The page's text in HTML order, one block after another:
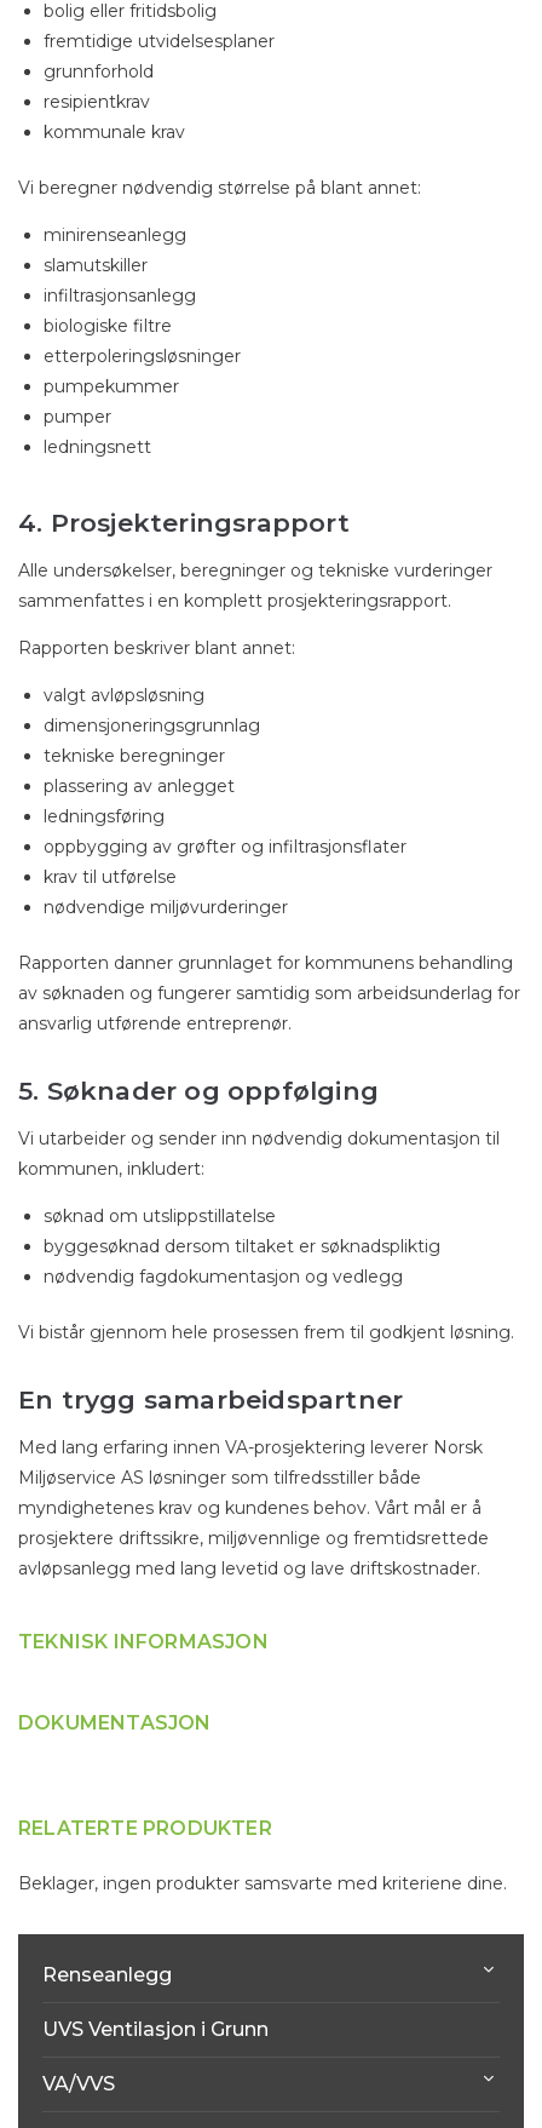
Renseanlegg
UVS Ventilasjon i Grunn
VA/VVS
bolig eller fritidsbolig
fremtidige utvidelsesplaner
grunnforhold
resipientkrav
kommunale krav
Vi beregner nødvendig størrelse på blant annet:
minirenseanlegg
slamutskiller
infiltrasjonsanlegg
biologiske filtre
etterpoleringsløsninger
pumpekummer
pumper
ledningsnett
4. Prosjekteringsrapport
Alle undersøkelser, beregninger og tekniske vurderinger
sammenfattes i en komplett prosjekteringsrapport.
Rapporten beskriver blant annet:
valgt avløpsløsning
dimensjoneringsgrunnlag
tekniske beregninger
plassering av anlegget
ledningsføring
oppbygging av grøfter og infiltrasjonsflater
krav til utførelse
nødvendige miljøvurderinger
Rapporten danner grunnlaget for kommunens behandling
av søknaden og fungerer samtidig som arbeidsunderlag for
ansvarlig utførende entreprenør.
5. Søknader og oppfølging
Vi utarbeider og sender inn nødvendig dokumentasjon til
kommunen, inkludert:
søknad om utslippstillatelse
byggesøknad dersom tiltaket er søknadspliktig
nødvendig fagdokumentasjon og vedlegg
Vi bistår gjennom hele prosessen frem til godkjent løsning.
En trygg samarbeidspartner
Med lang erfaring innen VA-prosjektering leverer Norsk
Miljøservice AS løsninger som tilfredsstiller både
myndighetenes krav og kundenes behov. Vårt mål er å
prosjektere driftssikre, miljøvennlige og fremtidsrettede
avløpsanlegg med lang levetid og lave driftskostnader.
TEKNISK INFORMASJON
DOKUMENTASJON
RELATERTE PRODUKTER
Beklager, ingen produkter samsvarte med kriteriene dine.